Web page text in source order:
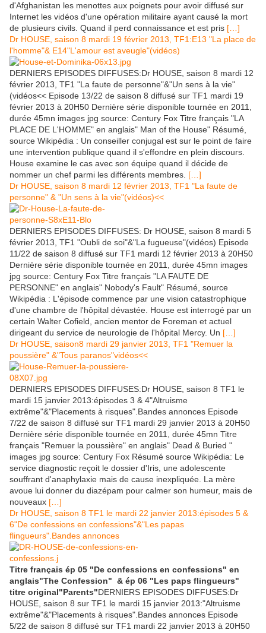
d'Afghanistan les menottes aux poignets pour avoir diffusé sur
Internet les vidéos d'une opération militaire ayant causé la mort
de plusieurs civils. Quand il perd connaissance et est pris […]
Dr HOUSE, saison 8 mardi 19 février 2013, TF1:E13 "La place de
l'homme"& E14"L'amour est aveugle"(vidéos)
DERNIERS EPISODES DIFFUSES:Dr HOUSE, saison 8 mardi 12
février 2013, TF1 "La faute de personne"&"Un sens à la vie"
(vidéos<< Episode 13/22 de saison 8 diffusé sur TF1 mardi 19
février 2013 à 20H50 Dernière série disponible tournée en 2011,
durée 45mn images jpg source: Century Fox Titre français "LA
PLACE DE L'HOMME" en anglais" Man of the House" Résumé,
source Wikipédia : Un conseiller conjugal est sur le point de faire
une intervention publique quand il s'effondre en plein discours.
House examine le cas avec son équipe quand il décide de
nommer un chef parmi les différents membres. […]
Dr HOUSE, saison 8 mardi 12 février 2013, TF1 "La faute de
personne" & "Un sens à la vie"(vidéos)<<
DERNIERS EPISODES DIFFUSES: Dr HOUSE, saison 8 mardi 5
février 2013, TF1 "Oubli de soi"&"La fugueuse"(vidéos) Episode
11/22 de saison 8 diffusé sur TF1 mardi 12 février 2013 à 20H50
Dernière série disponible tournée en 2011, durée 45mn images
jpg source: Century Fox Titre français "LA FAUTE DE
PERSONNE" en anglais" Nobody's Fault" Résumé, source
Wikipédia : L'épisode commence par une vision catastrophique
d'une chambre de l'hôpital dévastée. House est interrogé par un
certain Walter Cofield, ancien mentor de Foreman et actuel
dirigeant du service de neurologie de l'hôpital Mercy. Un […]
Dr HOUSE, saison8 mardi 29 janvier 2013, TF1 "Remuer la
poussière" &"Tous paranos"vidéos<<
DERNIERS EPISODES DIFFUSES:Dr HOUSE, saison 8 TF1 le
mardi 15 janvier 2013:épisodes 3 & 4"Altruisme
extrême"&"Placements à risques".Bandes annonces Episode
7/22 de saison 8 diffusé sur TF1 mardi 29 janvier 2013 à 20H50
Dernière série disponible tournée en 2011, durée 45mn Titre
français "Remuer la poussière" en anglais" Dead & Buried "
images jpg source: Century Fox Résumé source Wikipédia: Le
service diagnostic reçoit le dossier d'Iris, une adolescente
souffrant d'anaphylaxie mais de cause inexpliquée. La mère
avoue lui donner du diazépam pour calmer son humeur, mais de
nouveaux […]
Dr HOUSE, saison 8 TF1 le mardi 22 janvier 2013:épisodes 5 &
6"De confessions en confessions"&"Les papas
flingueurs".Bandes annonces
Titre français ép 05 "De confessions en confessions" en
anglais"The Confession" & ép 06 "Les paps flingueurs"
titre original"Parents"DERNIERS EPISODES DIFFUSES:Dr
HOUSE, saison 8 sur TF1 le mardi 15 janvier 2013:"Altruisme
extrême"&"Placements à risques".Bandes annonces Episode
5/22 de saison 8 diffusé sur TF1 mardi 22 janvier 2013 à 20H50